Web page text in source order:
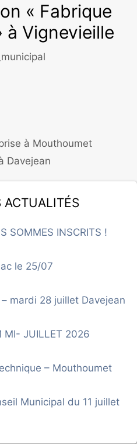
« Fabrique
à Vignevieille
à Mouthoumet
Davejean
actualités
SOMMES INSCRITS !
le 25/07
mardi 28 juillet Davejean
MI- JUILLET 2026
– Mouthoumet
Municipal du 11 juillet